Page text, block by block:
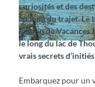
© Tourismus-Organisation
curiosités et des
au long du trajet. Le
Région de
le long du lac de
vrais secrets
Embarquez pour un